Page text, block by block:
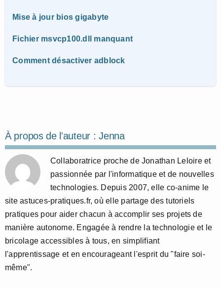
Mise à jour bios gigabyte
Fichier msvcp100.dll manquant
Comment désactiver adblock
À propos de l'auteur :Jenna
Collaboratrice proche de Jonathan Leloire et
passionnée par l'informatique et de nouvelles
technologies. Depuis 2007, elle co-anime le
site astuces-pratiques.fr, où elle partage des tutoriels
pratiques pour aider chacun à accomplir ses projets de
manière autonome. Engagée à rendre la technologie et le
bricolage accessibles à tous, en simplifiant
l'apprentissage et en encourageant l'esprit du "faire soi-
même".